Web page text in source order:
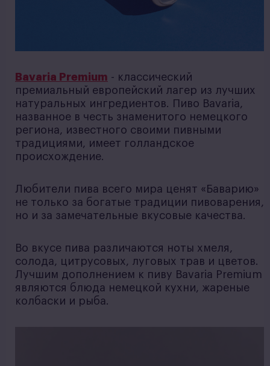
Bavaria Premium - классический
премиальный европейский лагер из лучших
натуральных ингредиентов. Пиво Bavaria,
названное в честь знаменитого немецкого
региона, известного своими пивными
традициями, имеет голландское
происхождение.
Любители пива всего мира ценят «Баварию»
не только за богатые традиции пивоварения,
но и за замечательные вкусовые качества.
Во вкусе пива различаются ноты хмеля,
солода, цитрусовых, луговых трав и цветов.
Лучшим дополнением к пиву Bavaria Premium
являются блюда немецкой кухни, жареные
колбаски и рыба.